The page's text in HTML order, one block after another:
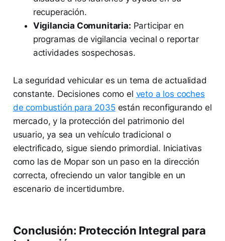
recuperación.
Vigilancia Comunitaria: Participar en
programas de vigilancia vecinal o reportar
actividades sospechosas.
La seguridad vehicular es un tema de actualidad
constante. Decisiones como el veto a los coches
de combustión para 2035están reconfigurando el
mercado, y la protección del patrimonio del
usuario, ya sea un vehículo tradicional o
electrificado, sigue siendo primordial. Iniciativas
como las de Mopar son un paso en la dirección
correcta, ofreciendo un valor tangible en un
escenario de incertidumbre.
Conclusión: Protección Integral para